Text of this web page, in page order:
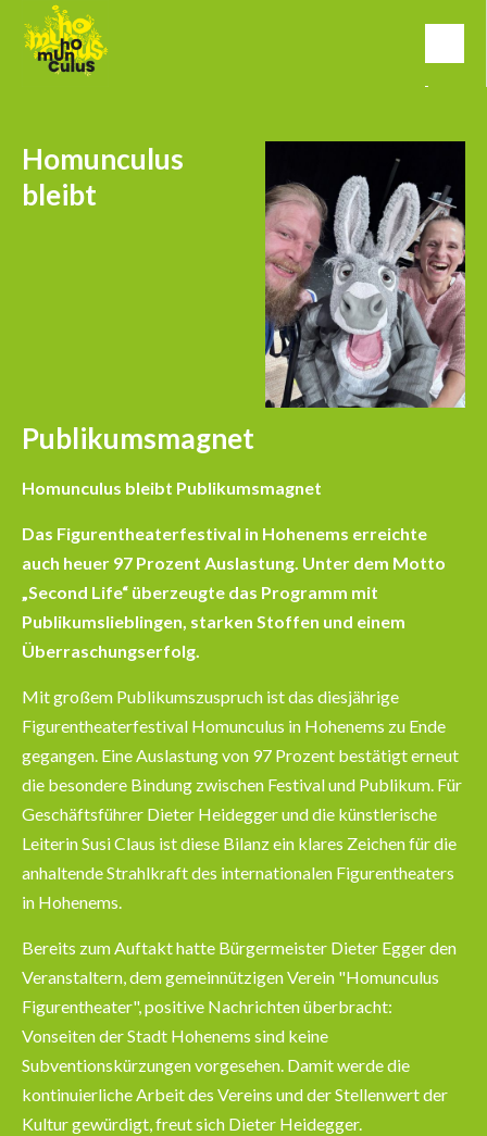
Homunculus
bleibt
Publikumsmagnet
Homunculus bleibt Publikumsmagnet
Das Figurentheaterfestival in Hohenems erreichte
auch heuer 97 Prozent Auslastung. Unter dem Motto
„Second Life“ überzeugte das Programm mit
Publikumslieblingen, starken Stoffen und einem
Überraschungserfolg.
Mit großem Publikumszuspruch ist das diesjährige
Figurentheaterfestival Homunculus in Hohenems zu Ende
gegangen. Eine Auslastung von 97 Prozent bestätigt erneut
die besondere Bindung zwischen Festival und Publikum. Für
Geschäftsführer Dieter Heidegger und die künstlerische
Leiterin Susi Claus ist diese Bilanz ein klares Zeichen für die
anhaltende Strahlkraft des internationalen Figurentheaters
in Hohenems.
Bereits zum Auftakt hatte Bürgermeister Dieter Egger den
Veranstaltern, dem gemeinnützigen Verein "Homunculus
Figurentheater", positive Nachrichten überbracht:
Vonseiten der Stadt Hohenems sind keine
Subventionskürzungen vorgesehen. Damit werde die
kontinuierliche Arbeit des Vereins und der Stellenwert der
Kultur gewürdigt, freut sich Dieter Heidegger.